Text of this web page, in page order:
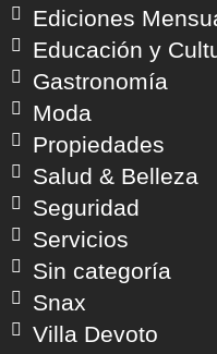
Ediciones
Educación y
Gastronomía
Moda
Propiedades
Salud & Belleza
Seguridad
Servicios
Sin categoría
Snax
Villa Devoto